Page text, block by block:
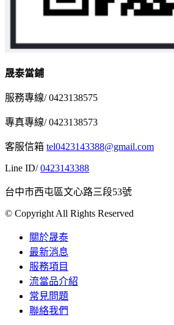
晟泰當鋪
服務專線/ 0423138575
專真專線/ 0423138573
客服信箱 tel0423143388@gmail.com
Line ID/0423143388
台中市西屯區文心路三段53號
© Copyright All Rights Reserved
關於晟泰
最新消息
服務項目
流當品介紹
常見問題
聯絡我們